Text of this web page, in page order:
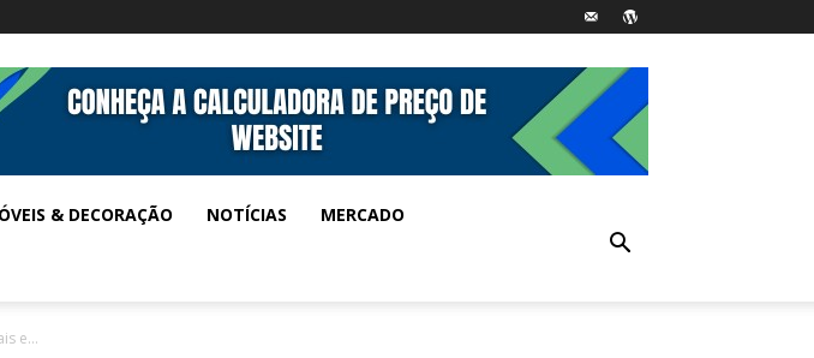
& DECORAÇÃO NOTÍCIAS MERCADO
e...